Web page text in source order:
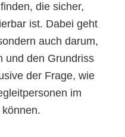
die sicher,
ist. Dabei geht
auch darum,
und den Grundriss
der Frage, wie
im